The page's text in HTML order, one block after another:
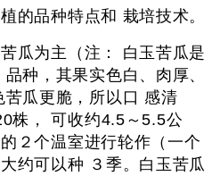
的品种特点和 栽培技术。
瓜为主（注： 白玉苦瓜是
种，其果实色白、肉厚、
瓜更脆，所以口 感清
株， 可收约4.5～5.5公
２个温室进行轮作（一个
约可以种 ３季。白玉苦瓜